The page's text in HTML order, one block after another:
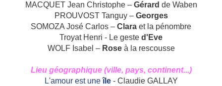
MACQUET Jean Christophe – Gérard de Waben
PROUVOST Tanguy – Georges
SOMOZA José Carlos – Clara et la pénombre
Troyat Henri - Le geste d'Eve
WOLF Isabel – Roseà la rescousse
Lieu géographique (ville, pays, continent...)
L'amour est uneîle - Claudie GALLAY